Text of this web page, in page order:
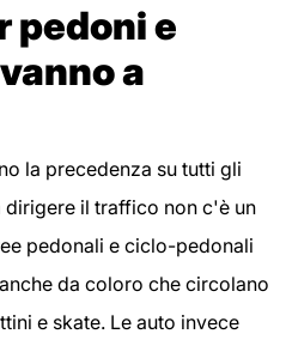
pedoni e
a
la precedenza su tutti gli
dirigere il traffico non c'è un
pedonali e ciclo-pedonali
da coloro che circolano
e skate. Le auto invece